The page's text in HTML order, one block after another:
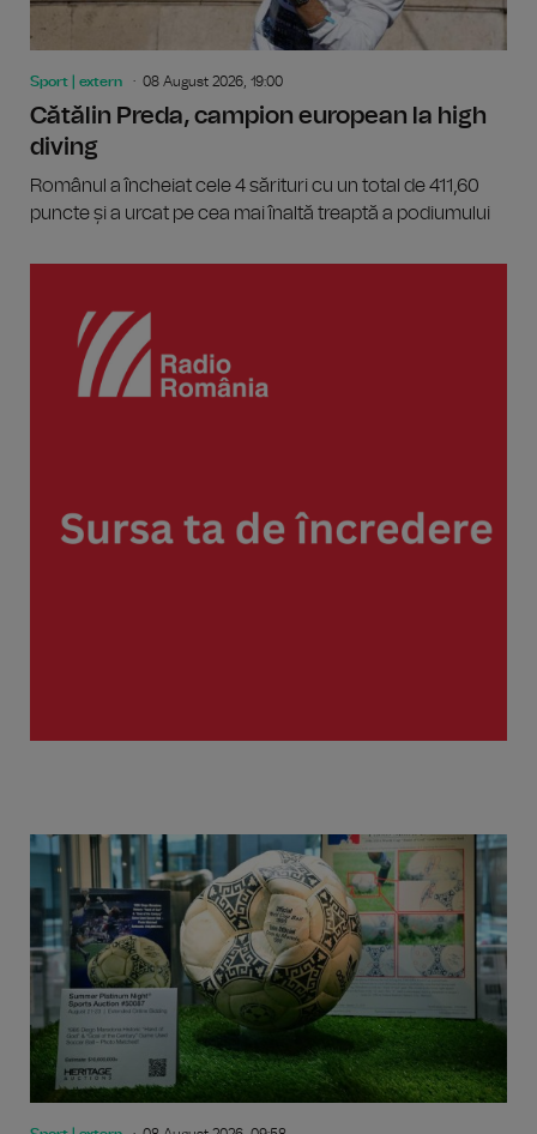
Sport | extern 08 August 2026, 19:00
Cătălin Preda, campion european la high
diving
Românul a încheiat cele 4 sărituri cu un total de 411,60
puncte și a urcat pe cea mai înaltă treaptă a podiumului